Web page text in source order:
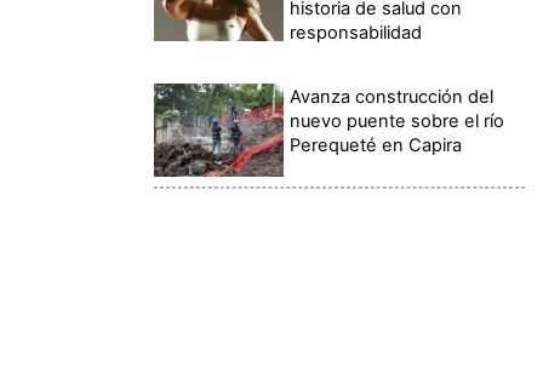
historia de salud con
responsabilidad
Avanza construcción del
nuevo puente sobre el río
Perequeté en Capira